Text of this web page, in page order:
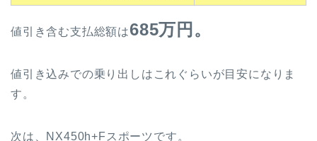
値引き含む支払総額は685万円。
値引き込みでの乗り出しはこれぐらいが目安になりま
す。
次は、NX450h+Fスポーツです。